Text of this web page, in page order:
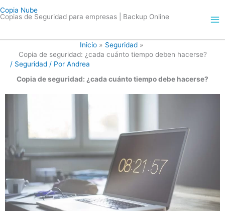
al
Copia Nube
Copias de Seguridad para empresas | Backup Online
Inicio
Seguridad
Copia de seguridad: ¿cada cuánto tiempo deben hacerse?
/ Seguridad / Por Andrea
Copia de seguridad: ¿cada cuánto tiempo debe hacerse?